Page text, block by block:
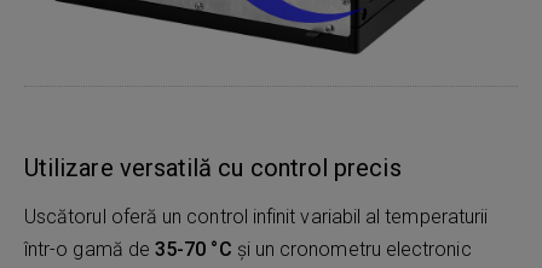
Utilizare versatilă cu control precis
Uscătorul oferă un control infinit variabil al temperaturii
într-o gamă de35-70 °C și un cronometru electronic